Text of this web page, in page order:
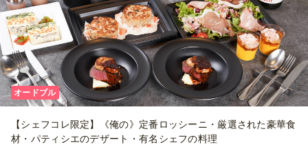
オードブル
【シェフコレ限定】《俺の》定番ロッシーニ・厳選された豪華食
材・パティシエのデザート・有名シェフの料理